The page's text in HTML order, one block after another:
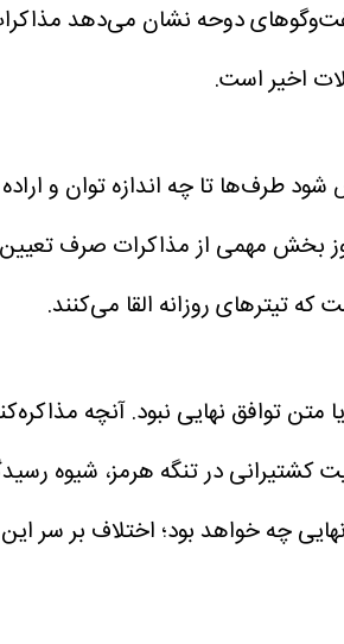
کنند. با این حال، گفت‌وگوهای دوحه نشان
اخیر است.
طرف‌ها تا چه اندازه توان و اراده
ایستاده‌اند.شمارش معکوس مهلت ۶۰ روزه آغاز شده، اما هنوز بخش
تیترهای روزانه القا می‌کنند.
توافق نهایی نبود. آنچه
کشتیرانی در تنگه هرمز، شیوه
چه خواهد بود؛ اختلاف بر